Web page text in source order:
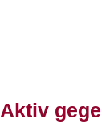
Aktiv